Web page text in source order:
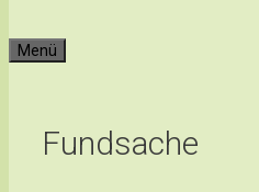
Menü
Fundsache